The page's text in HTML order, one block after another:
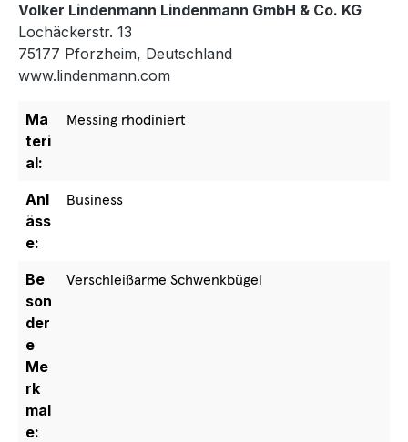
Volker Lindenmann Lindenmann GmbH & Co. KG
Lochäckerstr. 13
75177 Pforzheim, Deutschland
www.lindenmann.com
Ma
teri
al:
Messing rhodiniert
Anl
äss
e:
Business
Be
son
der
e
Me
rk
mal
e:
Verschleißarme Schwenkbügel